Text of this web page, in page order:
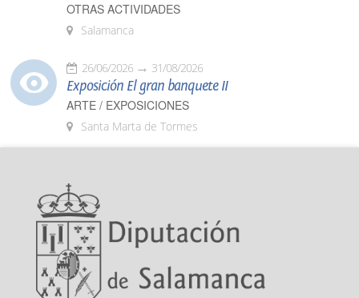
OTRAS ACTIVIDADES
Salamanca
26/06/2026 31/08/2026
Exposición El gran banquete II
ARTE / EXPOSICIONES
Santa Marta de Tormes